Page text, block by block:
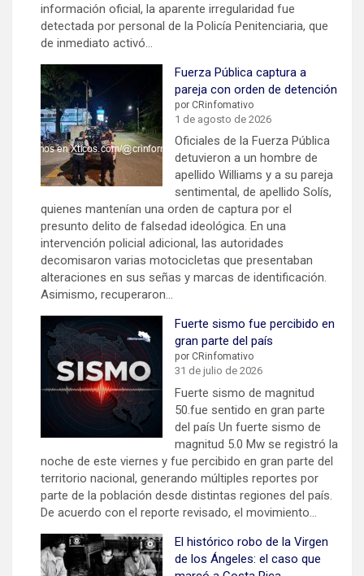
información oficial, la aparente irregularidad fue
detectada por personal de la Policía Penitenciaria, que
de inmediato activó…
Fuerza Pública captura a
pareja con orden de detención
por CRinfomativo
1 de agosto de 2026
Oficiales de la Fuerza Pública
detuvieron a un hombre de
apellido Williams y a su pareja
sentimental, de apellido Solís,
quienes mantenían una orden de captura por el
presunto delito de falsedad ideológica. En una
intervención policial adicional, las autoridades
decomisaron varias motocicletas que presentaban
alteraciones en sus señas y marcas de identificación.
Asimismo, recuperaron…
Fuerte sismo fue percibido en
gran parte del país
por CRinfomativo
31 de julio de 2026
Fuerte sismo de magnitud
50.fue sentido en gran parte
del país Un fuerte sismo de
magnitud 5.0 Mw se registró la
noche de este viernes y fue percibido en gran parte del
territorio nacional, generando múltiples reportes por
parte de la población desde distintas regiones del país.
De acuerdo con el reporte revisado, el movimiento…
El histórico robo de la Virgen
de los Ángeles: el caso que